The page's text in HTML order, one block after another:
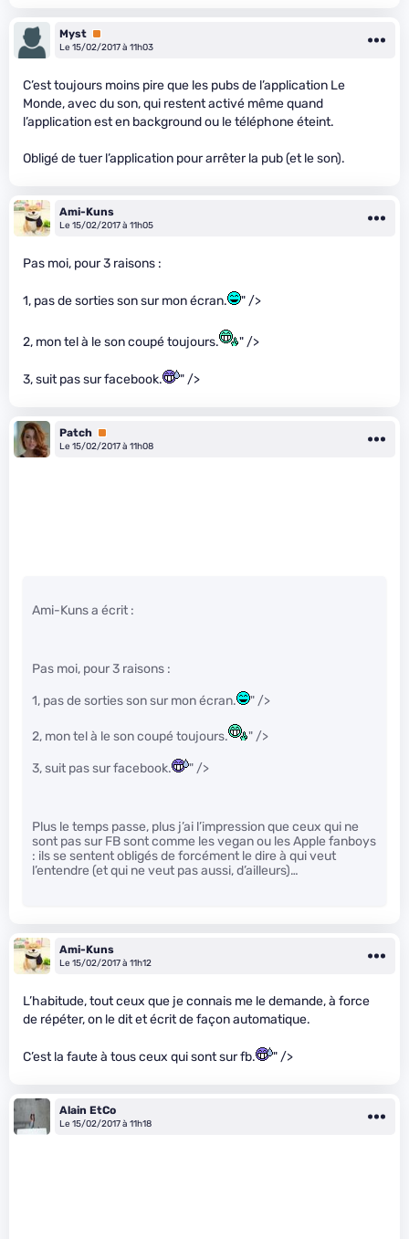
Myst Premium
Le 15/02/2017 à 11h03
C’est toujours moins pire que les pubs de l’application Le
Monde, avec du son, qui restent activé même quand
l’application est en background ou le téléphone éteint.
Obligé de tuer l’application pour arrêter la pub (et le son).
Ami-Kuns
Le 15/02/2017 à 11h05
Pas moi, pour 3 raisons :
1, pas de sorties son sur mon écran. " />
2, mon tel à le son coupé toujours. " />
3, suit pas sur facebook. " />
Patch Premium
Le 15/02/2017 à 11h08
Ami-Kuns a écrit :
Pas moi, pour 3 raisons :
1, pas de sorties son sur mon écran. " />
2, mon tel à le son coupé toujours. " />
3, suit pas sur facebook. " />
Plus le temps passe, plus j’ai l’impression que ceux qui ne
sont pas sur FB sont comme les vegan ou les Apple fanboys
: ils se sentent obligés de forcément le dire à qui veut
l’entendre (et qui ne veut pas aussi, d’ailleurs)…
Ami-Kuns
Le 15/02/2017 à 11h12
L’habitude, tout ceux que je connais me le demande, à force
de répéter, on le dit et écrit de façon automatique.
C’est la faute à tous ceux qui sont sur fb. " />
Alain EtCo
Le 15/02/2017 à 11h18